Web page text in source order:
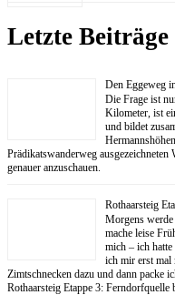
Letzte Beiträge
Den Eggeweg
Die Frage ist
Kilometer, ist
und bildet
Prädikatswanderweg
genauer anzuschauen.
Rothaarsteig
Morgens
mache leise
mich – ich
ich mir erst mal
Zimtschnecken dazu und dann packe
Rothaarsteig Etappe 3: